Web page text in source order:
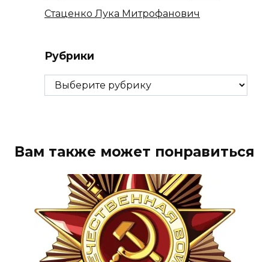
Стаценко Лука Митрофанович
Рубрики
Рубрики
Вам также может понравиться